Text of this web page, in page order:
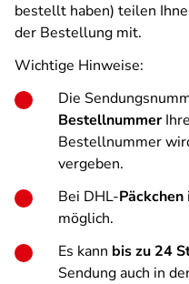
bestellt haben) teilen
der Bestellung mit.
Wichtige Hinweise:
Die
Bestellnummer
Bestellnummer
vergeben.
Bei DHL-Päckchen
möglich.
Es kann bis zu 24
Sendung auch in